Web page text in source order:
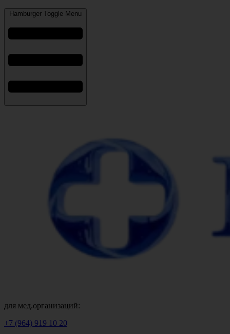
Hamburger Toggle Menu
для мед.организаций:
+7 (964) 919 10 20